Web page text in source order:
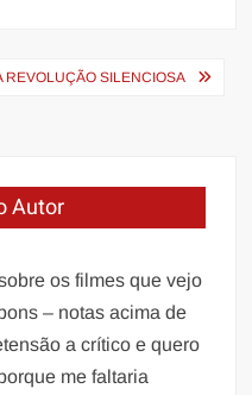
REVOLUÇÃO SILENCIOSA
Autor
os filmes que vejo
– notas acima de
a crítico e quero
me faltaria